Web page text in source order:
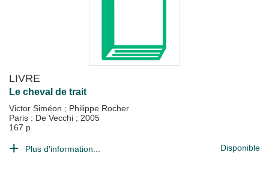
LIVRE
Le cheval de trait
Victor Siméon ; Philippe Rocher
Paris : De Vecchi ; 2005
167 p.
Plus d'information... Disponible